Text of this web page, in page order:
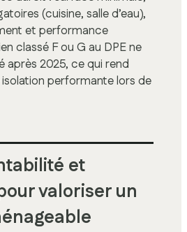
(cuisine, salle d’eau),
et performance
classé F ou G au DPE ne
après 2025, ce qui rend
performante lors de
et
valoriser un